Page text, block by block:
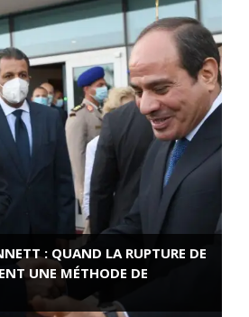
: QUAND LA RUPTURE DE
UNE MÉTHODE DE